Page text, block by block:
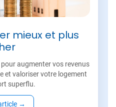
mieux et plus
augmenter vos revenus
et valoriser votre logement
superflu.
→